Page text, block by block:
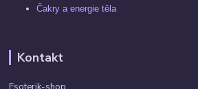
Čakry a energie těla
Kontakt